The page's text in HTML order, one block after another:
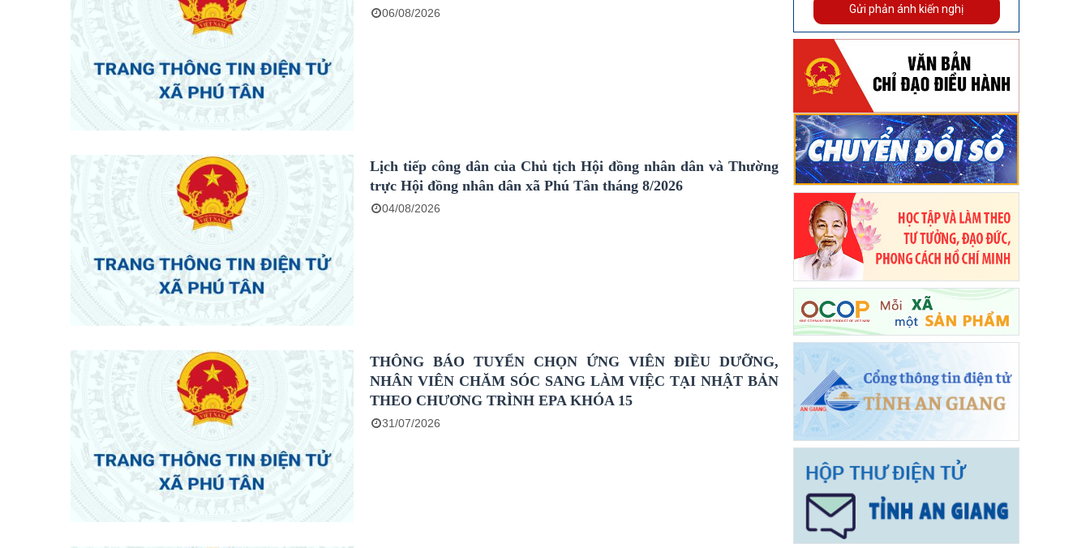
06/08/2026
Lịch tiếp công dân của Chủ tịch Hội đồng nhân dân và Thường
trực Hội đồng nhân dân xã Phú Tân tháng 8/2026
04/08/2026
THÔNG BÁO TUYỂN CHỌN ỨNG VIÊN ĐIỀU DƯỠNG,
NHÂN VIÊN CHĂM SÓC SANG LÀM VIỆC TẠI NHẬT BẢN
THEO CHƯƠNG TRÌNH EPA KHÓA 15
31/07/2026
Gửi phản ánh kiến nghị